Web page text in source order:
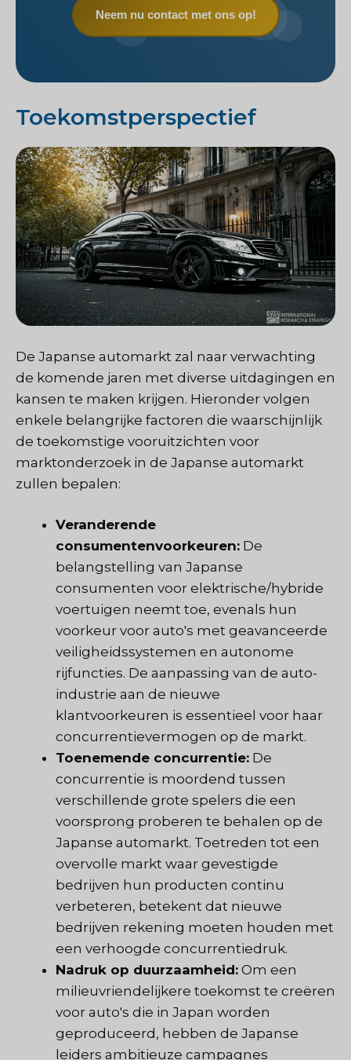
Neem nu contact met ons op!
Toekomstperspectief
De Japanse automarkt zal naar verwachting
de komende jaren met diverse uitdagingen en
kansen te maken krijgen. Hieronder volgen
enkele belangrijke factoren die waarschijnlijk
de toekomstige vooruitzichten voor
marktonderzoek in de Japanse automarkt
zullen bepalen:
Veranderende
consumentenvoorkeuren: De
belangstelling van Japanse
consumenten voor elektrische/hybride
voertuigen neemt toe, evenals hun
voorkeur voor auto's met geavanceerde
veiligheidssystemen en autonome
rijfuncties. De aanpassing van de auto-
industrie aan de nieuwe
klantvoorkeuren is essentieel voor haar
concurrentievermogen op de markt.
Toenemende concurrentie: De
concurrentie is moordend tussen
verschillende grote spelers die een
voorsprong proberen te behalen op de
Japanse automarkt. Toetreden tot een
overvolle markt waar gevestigde
bedrijven hun producten continu
verbeteren, betekent dat nieuwe
bedrijven rekening moeten houden met
een verhoogde concurrentiedruk.
Nadruk op duurzaamheid: Om een
milieuvriendelijkere toekomst te creëren
voor auto's die in Japan worden
geproduceerd, hebben de Japanse
leiders ambitieuze campagnes